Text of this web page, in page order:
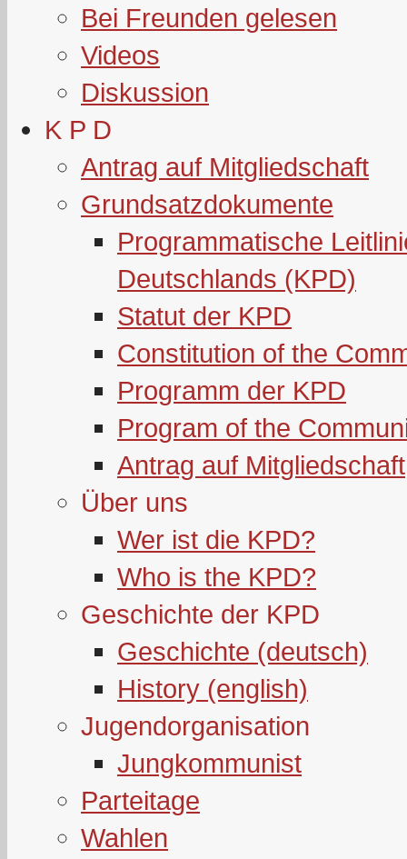
Bei Freunden gelesen
Videos
Diskussion
K P D
Antrag auf Mitgliedschaft
Grundsatzdokumente
Programmatische
Deutschlands (KPD)
Statut der KPD
Constitution of the
Programm der KPD
Program of the
Antrag auf Mitgliedschaft
Über uns
Wer ist die KPD?
Who is the KPD?
Geschichte der KPD
Geschichte (deutsch)
History (english)
Jugendorganisation
Jungkommunist
Parteitage
Wahlen